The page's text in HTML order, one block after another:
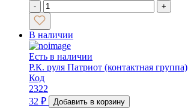
-
+
В наличии
Есть в наличии
Р.К. руля Патриот (контактная группа)
Код
2322
32 ₽ Добавить в корзину